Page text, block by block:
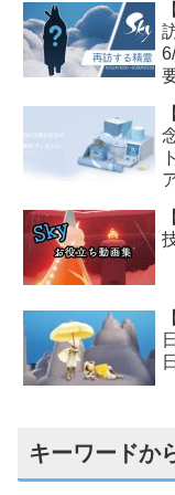
キーワードか